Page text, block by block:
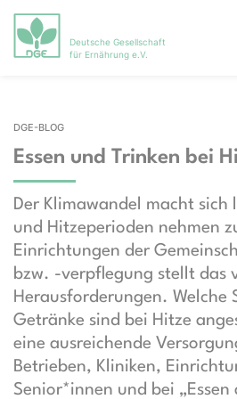
Deutsche Gesellschaft
für Ernährung e.V.
DGE-BLOG
Essen und Trinken bei
Der Klimawandel macht sich
und Hitzeperioden nehmen
Einrichtungen der
bzw. -verpflegung stellt das
Herausforderungen. Welche
Getränke sind bei Hitze
eine ausreichende
Betrieben, Kliniken,
Senior*innen und bei „Essen